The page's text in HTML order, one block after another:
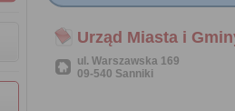
Urząd Miasta i
ul. Warszawska 169
09-540 Sanniki